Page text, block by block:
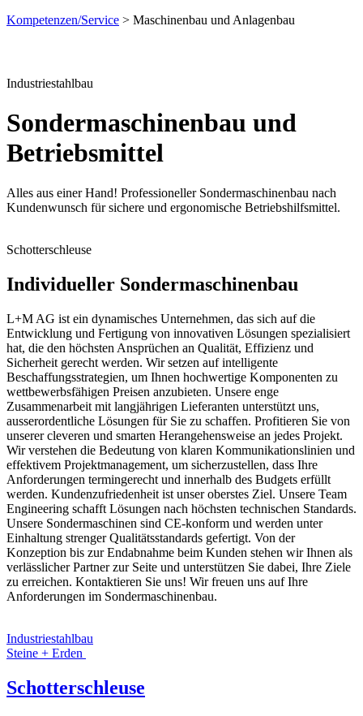
Kompetenzen/Service > Maschinenbau und Anlagenbau
Industriestahlbau
Sondermaschinenbau und
Betriebsmittel
Alles aus einer Hand! Professioneller Sondermaschinenbau nach
Kundenwunsch für sichere und ergonomische Betriebshilfsmittel.
Schotterschleuse
Individueller Sondermaschinenbau
L+M AG ist ein dynamisches Unternehmen, das sich auf die
Entwicklung und Fertigung von innovativen Lösungen spezialisiert
hat, die den höchsten Ansprüchen an Qualität, Effizienz und
Sicherheit gerecht werden. Wir setzen auf intelligente
Beschaffungsstrategien, um Ihnen hochwertige Komponenten zu
wettbewerbsfähigen Preisen anzubieten. Unsere enge
Zusammenarbeit mit langjährigen Lieferanten unterstützt uns,
ausserordentliche Lösungen für Sie zu schaffen. Profitieren Sie von
unserer cleveren und smarten Herangehensweise an jedes Projekt.
Wir verstehen die Bedeutung von klaren Kommunikationslinien und
effektivem Projektmanagement, um sicherzustellen, dass Ihre
Anforderungen termingerecht und innerhalb des Budgets erfüllt
werden. Kundenzufriedenheit ist unser oberstes Ziel. Unsere Team
Engineering schafft Lösungen nach höchsten technischen Standards.
Unsere Sondermaschinen sind CE-konform und werden unter
Einhaltung strenger Qualitätsstandards gefertigt. Von der
Konzeption bis zur Endabnahme beim Kunden stehen wir Ihnen als
verlässlicher Partner zur Seite und unterstützen Sie dabei, Ihre Ziele
zu erreichen. Kontaktieren Sie uns! Wir freuen uns auf Ihre
Anforderungen im Sondermaschinenbau.
Industriestahlbau
Steine + Erden
Schotterschleuse